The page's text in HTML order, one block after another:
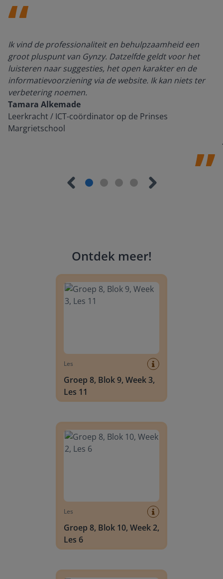
Ik vind de professionaliteit en behulpzaamheid een
groot pluspunt van Gynzy. Datzelfde geldt voor het
luisteren naar suggesties, het open karakter en de
informatievoorziening via de website. Ik kan niets ter
verbetering noemen.
Tamara Alkemade
Leerkracht / ICT-coördinator op de Prinses
Margrietschool
Ontdek meer!
Les
Groep 8, Blok 9, Week 3,
Les 11
Les
Groep 8, Blok 10, Week 2,
Les 6